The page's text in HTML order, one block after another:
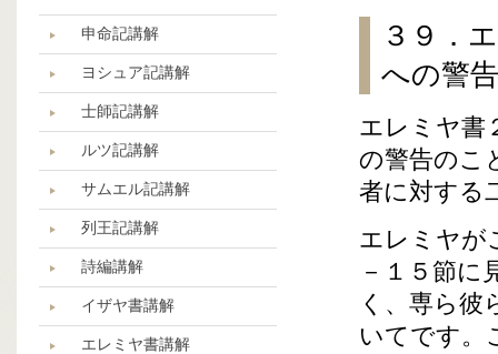
申命記講解
ヨシュア記講解
士師記講解
ルツ記講解
サムエル記講解
列王記講解
詩編講解
イザヤ書講解
エレミヤ書講解
３９．
への警
エレミヤ書
の警告のこ
者に対する
エレミヤが
－１５節に
く、専ら彼
いてです。